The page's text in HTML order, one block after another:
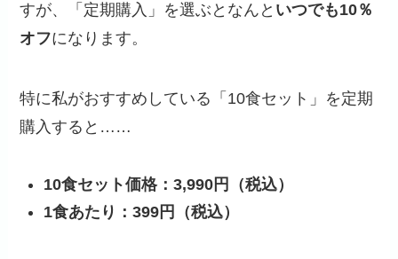
すが、「定期購入」を選ぶとなんと いつでも10％
オフになります。
特に私がおすすめしている「10食セット」を定期
購入すると……
10食セット価格：3,990円（税込）
1食あたり：399円（税込）